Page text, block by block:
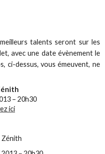
talents seront sur les
avec une date évènement le
ci-dessus, vous émeuvent, ne
– 20h30
ici
Zénith